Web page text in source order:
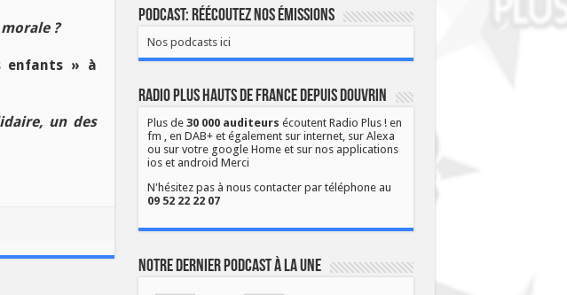
?
enfants » à
un des
Podcast: Réécoutez nos émissions
Nos podcasts ici
Radio Plus Hauts de France depuis Douvrin
Plus de 30 000 auditeurs écoutent Radio Plus ! en
fm , en DAB+ et également sur internet, sur Alexa
ou sur votre google Home et sur nos applications
ios et android Merci
N'hésitez pas à nous contacter par téléphone au
09 52 22 22 07
Notre dernier podcast à la une